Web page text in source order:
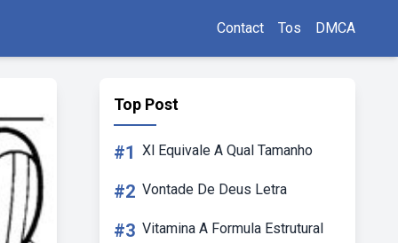
Contact Tos DMCA
Top Post
#1 Xl Equivale A Qual Tamanho
#2 Vontade De Deus Letra
#3 Vitamina A Formula Estrutural